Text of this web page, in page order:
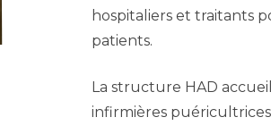
hospitaliers et traitants
patients.
La structure HAD
infirmières